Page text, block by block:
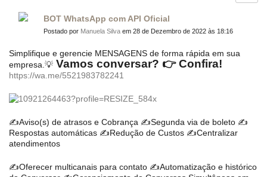
BOT WhatsApp com API Oficial
Postado por Manuela Silva em 28 de Dezembro de 2022 às 18:16
Simplifique e gerencie MENSAGENS de forma rápida em sua
empresa.💡 Vamos conversar? 👉 Confira!
https://wa.me/5521983782241
✍️Aviso(s) de atrasos e Cobrança ✍️Segunda via de boleto ✍️
Respostas automáticas ✍️Redução de Custos ✍️Centralizar
atendimentos
✍️Oferecer multicanais para contato ✍️Automatização e histórico